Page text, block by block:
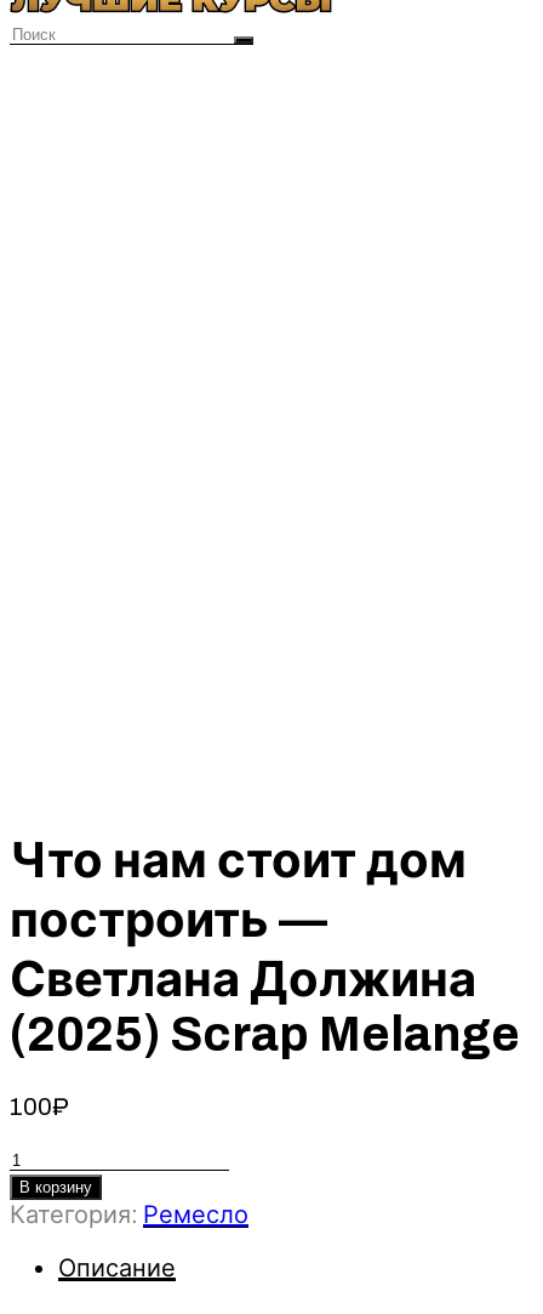
Что нам стоит дом
построить —
Светлана Должина
(2025) Scrap Melange
100₽
Количество
товара
Что
стоит
В корзину
Категория: Ремесло
Описание